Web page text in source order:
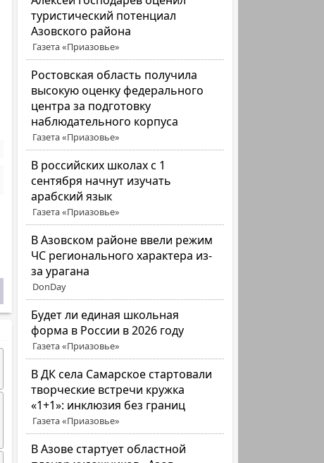
туристический потенциал
Азовского района
Газета «Приазовье»
Ростовская область получила
высокую оценку федерального
центра за подготовку
наблюдательного корпуса
Газета «Приазовье»
В российских школах с 1
сентября начнут изучать
арабский язык
Газета «Приазовье»
В Азовском районе ввели режим
ЧС регионального характера из-
за урагана
DonDay
Будет ли единая школьная
форма в России в 2026 году
Газета «Приазовье»
В ДК села Самарское стартовали
творческие встречи кружка
«1+1»: инклюзия без границ
Газета «Приазовье»
В Азове стартует областной